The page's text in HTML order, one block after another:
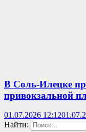
В Соль-Илецке
привокзальной
01.07.2026 12:12
Найти: